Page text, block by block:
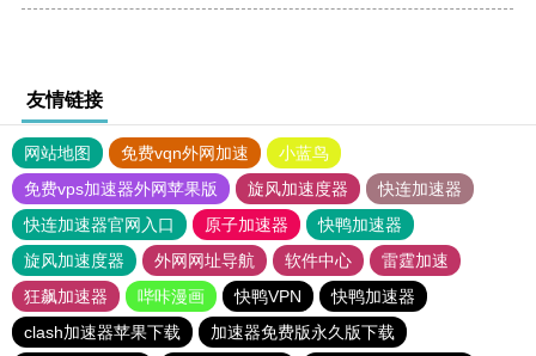
友情链接
网站地图 免费vqn外网加速
小蓝鸟
免费vps加速器外网苹果版
旋风加速度器
快连加速器
快连加速器官网入口
原子加速器
快鸭加速器
旋风加速度器
外网网址导航 软件中心
雷霆加速
狂飙加速器
哔咔漫画 快鸭VPN
快鸭加速器
clash加速器苹果下载
加速器免费版永久版下载